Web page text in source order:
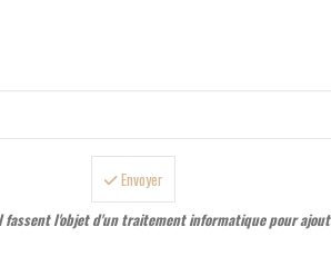
Envoyer
fassent l'objet d'un traitement informatique pour